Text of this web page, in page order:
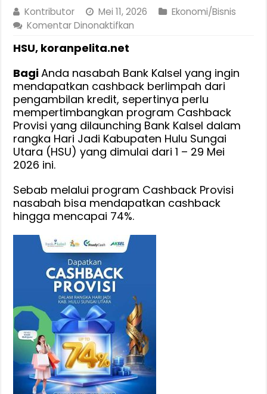
Kontributor Mei 11, 2026
Ekonomi/Bisnis
Komentar Dinonaktifkan
Bagi-
Bagi
Cashback
Hingga
74%
di
Momen
Dimulai
1-
29
HSU, koranpelita.net
BagiAnda nasabah Bank Kalsel yang ingin
mendapatkan cashback berlimpah dari
pengambilan kredit, sepertinya perlu
mempertimbangkan program Cashback
Provisi yang dilaunching Bank Kalsel dalam
rangka Hari Jadi Kabupaten Hulu Sungai
Utara (HSU) yang dimulai dari 1 – 29 Mei
2026 ini.
Sebab melalui program Cashback Provisi
nasabah bisa mendapatkan cashback
hingga mencapai 74%.